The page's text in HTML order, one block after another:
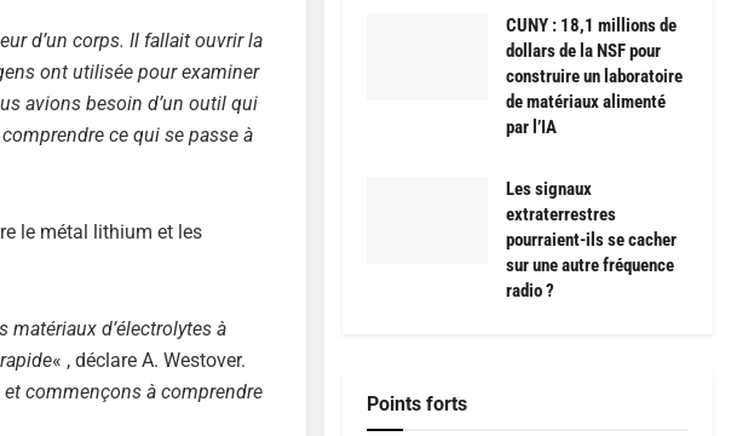
d’un corps. Il fallait ouvrir la
ont utilisée pour examiner
avions besoin d’un outil qui
ce qui se passe à
le métal lithium et les
d’électrolytes à
« , déclare A. Westover.
commençons à comprendre
CUNY : 18,1 millions de
dollars de la NSF pour
construire un laboratoire
de matériaux alimenté
par l’IA
Les signaux
extraterrestres
pourraient-ils se cacher
sur une autre fréquence
radio ?
Points forts